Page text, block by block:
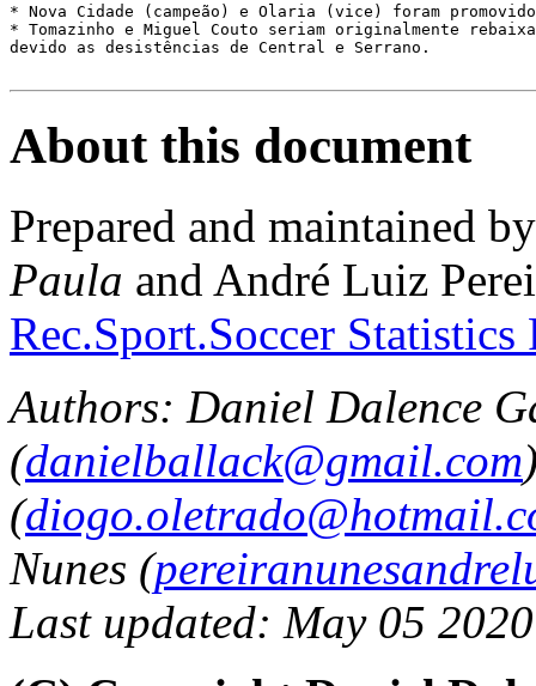
* Nova Cidade (campeão) e Olaria (vice) foram
* Tomazinho e Miguel Couto seriam originalmente
devido as desistências de Central e Serrano.
About this document
Prepared and maintained
Paula and André Luiz
Rec.Sport.Soccer
Authors: Daniel Dalence
(danielballack@gmail.com
(
Nunes (
Last updated: May 05 2020